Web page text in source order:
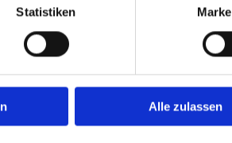
Statistiken
Alle zulassen